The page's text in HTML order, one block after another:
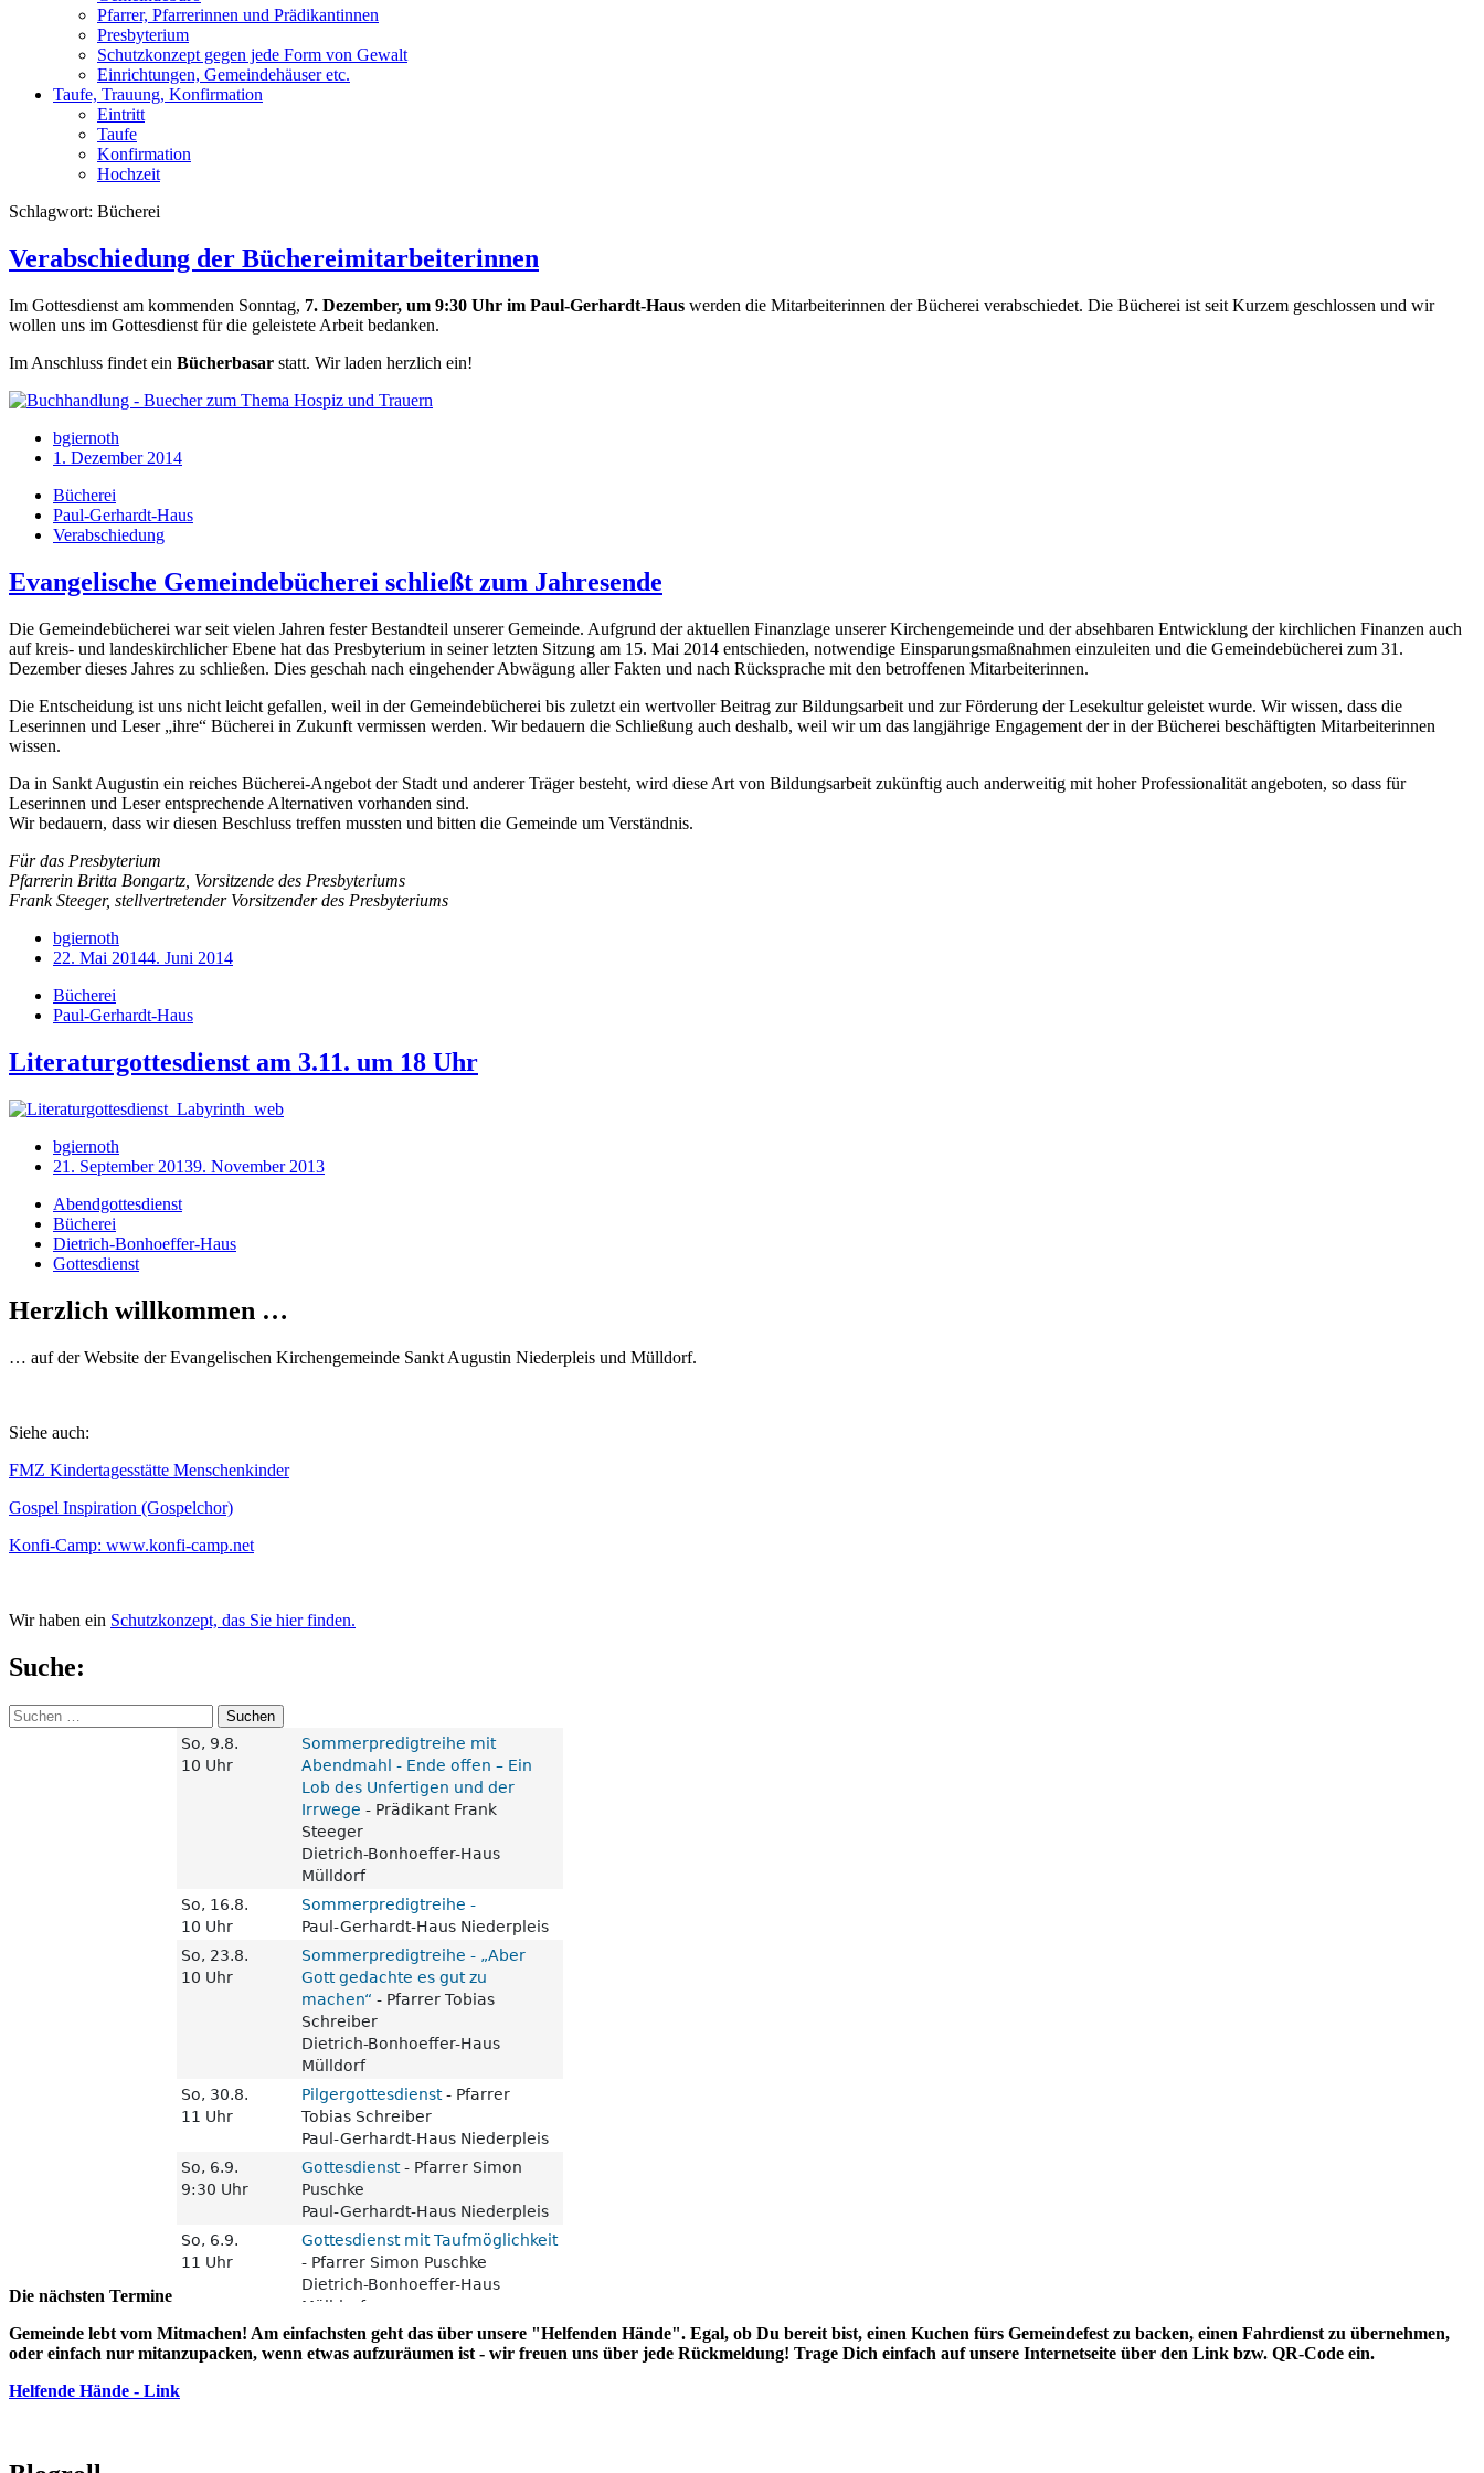
Pfarrer, Pfarrerinnen und Prädikantinnen
Presbyterium
Schutzkonzept gegen jede Form von Gewalt
Einrichtungen, Gemeindehäuser etc.
Taufe, Trauung, Konfirmation
Eintritt
Taufe
Konfirmation
Hochzeit
Schlagwort: Bücherei
Verabschiedung der Büchereimitarbeiterinnen
Im Gottesdienst am kommenden Sonntag, 7. Dezember, um 9:30 Uhr im Paul-Gerhardt-Haus werden die Mitarbeiterinnen der Bücherei verabschiedet. Die Bücherei ist seit Kurzem geschlossen und wir
wollen uns im Gottesdienst für die geleistete Arbeit bedanken.
Im Anschluss findet ein Bücherbasar statt. Wir laden herzlich ein!
bgiernoth
1. Dezember 2014
Bücherei
Paul-Gerhardt-Haus
Verabschiedung
Evangelische Gemeindebücherei schließt zum Jahresende
Die Gemeindebücherei war seit vielen Jahren fester Bestandteil unserer Gemeinde. Aufgrund der aktuellen Finanzlage unserer Kirchengemeinde und der absehbaren Entwicklung der kirchlichen Finanzen auch
auf kreis- und landeskirchlicher Ebene hat das Presbyterium in seiner letzten Sitzung am 15. Mai 2014 entschieden, notwendige Einsparungsmaßnahmen einzuleiten und die Gemeindebücherei zum 31.
Dezember dieses Jahres zu schließen. Dies geschah nach eingehender Abwägung aller Fakten und nach Rücksprache mit den betroffenen Mitarbeiterinnen.
Die Entscheidung ist uns nicht leicht gefallen, weil in der Gemeindebücherei bis zuletzt ein wertvoller Beitrag zur Bildungsarbeit und zur Förderung der Lesekultur geleistet wurde. Wir wissen, dass die
Leserinnen und Leser „ihre“ Bücherei in Zukunft vermissen werden. Wir bedauern die Schließung auch deshalb, weil wir um das langjährige Engagement der in der Bücherei beschäftigten Mitarbeiterinnen
wissen.
Da in Sankt Augustin ein reiches Bücherei-Angebot der Stadt und anderer Träger besteht, wird diese Art von Bildungsarbeit zukünftig auch anderweitig mit hoher Professionalität angeboten, so dass für
Leserinnen und Leser entsprechende Alternativen vorhanden sind.
Wir bedauern, dass wir diesen Beschluss treffen mussten und bitten die Gemeinde um Verständnis.
Für das Presbyterium
Pfarrerin Britta Bongartz, Vorsitzende des Presbyteriums
Frank Steeger, stellvertretender Vorsitzender des Presbyteriums
bgiernoth
22. Mai 20144. Juni 2014
Bücherei
Paul-Gerhardt-Haus
Literaturgottesdienst am 3.11. um 18 Uhr
bgiernoth
21. September 20139. November 2013
Abendgottesdienst
Bücherei
Dietrich-Bonhoeffer-Haus
Gottesdienst
Herzlich willkommen …
… auf der Website der Evangelischen Kirchengemeinde Sankt Augustin Niederpleis und Mülldorf.
Siehe auch:
FMZ Kindertagesstätte Menschenkinder
Gospel Inspiration (Gospelchor)
Konfi-Camp: www.konfi-camp.net
Wir haben ein Schutzkonzept, das Sie hier finden.
Suche:
Suchen
nach:
Die nächsten Termine
Gemeinde lebt vom Mitmachen! Am einfachsten geht das über unsere "Helfenden Hände". Egal, ob Du bereit bist, einen Kuchen fürs Gemeindefest zu backen, einen Fahrdienst zu übernehmen,
oder einfach nur mitanzupacken, wenn etwas aufzuräumen ist - wir freuen uns über jede Rückmeldung! Trage Dich einfach auf unsere Internetseite über den Link bzw. QR-Code ein.
Helfende Hände - Link